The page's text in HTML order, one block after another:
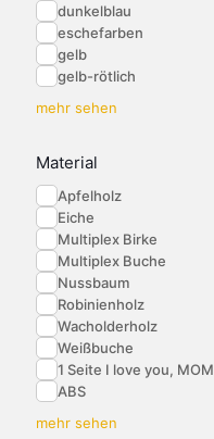
dunkelblau
eschefarben
gelb
gelb-rötlich
mehr sehen
Material
Apfelholz
Eiche
Multiplex Birke
Multiplex Buche
Nussbaum
Robinienholz
Wacholderholz
Weißbuche
1 Seite I love you, MOM
ABS
mehr sehen